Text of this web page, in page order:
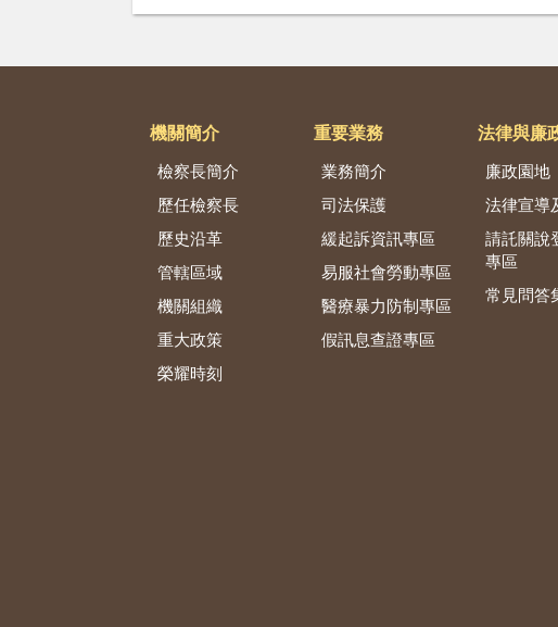
機關簡介
檢察長簡介
歷任檢察長
歷史沿革
管轄區域
機關組織
重大政策
榮耀時刻
重要業務
業務簡介
司法保護
緩起訴資訊專區
易服社會勞動專區
醫療暴力防制專區
假訊息查證專區
法律與廉
廉政園地
法律宣導
請託關說
專區
常見問答